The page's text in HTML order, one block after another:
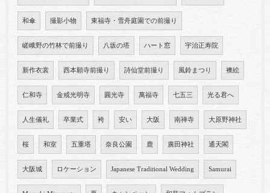
和傘 撮影小物 東福寺・雪舟庭園での前撮り
嵯峨野の竹林で前撮り 八坂の塔 ハート窓 宇治正寿院
新作衣裳 西本願寺前撮り 詩仙堂前撮り 風鈴まつり 襖絵
仁和寺 金戒光明寺 圓光寺 萬福寺 七五三 光る君へ
人生儀礼 卒業式 袴 安い 大阪 南禅寺 大原野神社
桜 和室 五重塔 奈良公園 鹿 廣田神社 通天閣
大阪城 ロケーション Japanese Traditional Wedding Samurai